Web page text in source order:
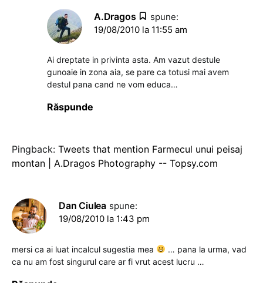
A.Dragos
spune:
19/08/2010 la 11:55 am
Ai dreptate in privinta asta. Am vazut destule
gunoaie in zona aia, se pare ca totusi mai avem
destul pana cand ne vom educa…
Răspunde
Pingback: Tweets that mention Farmecul unui peisaj
montan | A.Dragos Photography -- Topsy.com
Dan Ciulea spune:
19/08/2010 la 1:43 pm
mersi ca ai luat incalcul sugestia mea
… pana la urma, vad
ca nu am fost singurul care ar fi vrut acest lucru …